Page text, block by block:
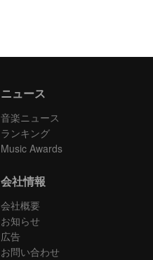
ニュース
音楽ニュース
ランキング
Music Awards
会社情報
会社概要
お知らせ
広告
お問い合わせ